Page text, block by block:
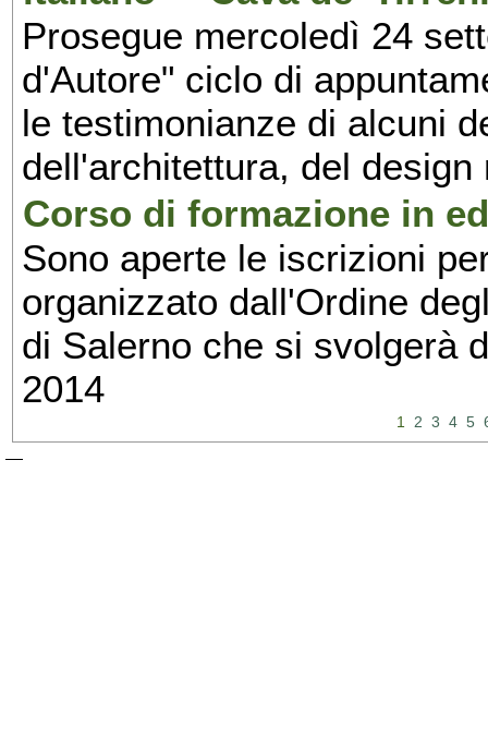
Prosegue mercoledì 24
d'Autore" ciclo di
le testimonianze di alcuni
dell'architettura, del
Corso di formazione in
Sono aperte le iscrizioni
organizzato dall'Ordine
di Salerno che si svolgerà
2014
1 2 3 4 5